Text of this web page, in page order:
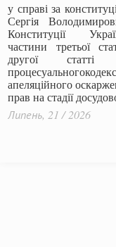
у справі за
Сергія
Конституції
частини третьої
другої статті
апеляційного
прав на стадії
Липень, 21 / 2026